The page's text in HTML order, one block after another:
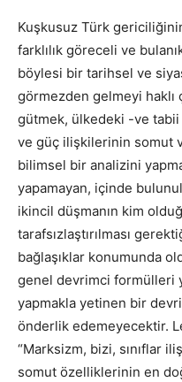
Kuşkusuz Türk
farklılık göreceli ve
böylesi bir tarihsel ve
görmezden gelmeyi haklı
gütmek, ülkedeki -ve tabii
ve güç ilişkilerinin somut
bilimsel bir analizini
yapamayan, içinde
ikincil düşmanın kim
tarafsızlaştırılması
bağlaşıklar konumunda
genel devrimci formülleri
yapmakla yetinen bir
önderlik edemeyecektir.
“Marksizm, bizi, sınıflar
somut özelliklerinin en